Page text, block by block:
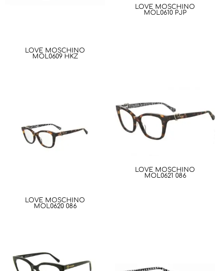
LOVE MOSCHINO
MOL0609 HKZ
LOVE MOSCHINO
MOL0610 PJP
LOVE MOSCHINO
MOL0620 086
LOVE MOSCHINO
MOL0621 086